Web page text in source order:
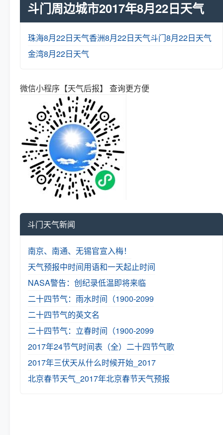
斗门周边城市2017年8月22日天气
珠海8月22日天气香洲8月22日天气斗门8月22日天气
金湾8月22日天气
微信小程序【天气后报】 查询更方便
斗门天气新闻
南京、南通、无锡官宣入梅！
天气预报中时间用语和一天起止时间
NASA警告：创纪录低温即将来临
二十四节气：雨水时间（1900-2099
二十四节气的英文名
二十四节气：立春时间（1900-2099
2017年24节气时间表（全） 二十四节气歌
2017年三伏天从什么时候开始_2017
北京春节天气_2017年北京春节天气预报